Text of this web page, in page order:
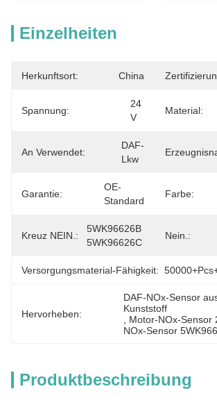
Einzelheiten
Herkunftsort: China
Spannung:
24
V
Material:
An Verwendet:
DAF-
Lkw
Garantie:
OE-
Standard
Farbe:
Kreuz NEIN.:
5WK96626B
5WK96626C
Nein.:
Versorgungsmaterial-Fähigkeit:
Hervorheben:
DAF-NOx-Sensor
Kunststoff
Motor-NOx-Sensor
NOx-Sensor
Produktbeschreibung